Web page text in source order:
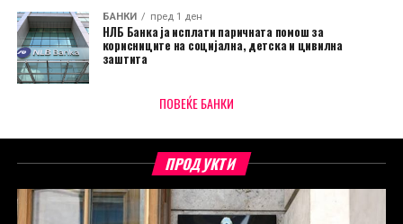
БАНКИ пред 1 ден
НЛБ Банка ја исплати паричната помош за
корисниците на социјална, детска и цивилна
заштита
ПОВЕЌЕ БАНКИ
ПРОДУКТИ